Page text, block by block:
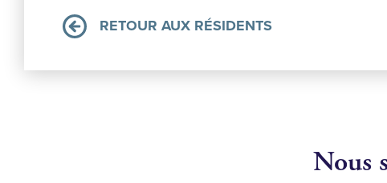
RETOUR AUX RÉSIDENTS
Nous